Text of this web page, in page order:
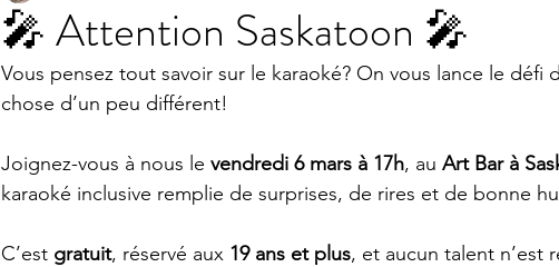
🎤 Attention Saskatoon 🎤
Vous pensez tout savoir sur le karaoké? On vous lance le défi
chose d’un peu différent!
Joignez-vous à nous le vendredi 6 mars à 17h, au Art Bar à
karaoké inclusive remplie de surprises, de rires et de bonne
C’est gratuit, réservé aux 19 ans et plus, et aucun talent n’est